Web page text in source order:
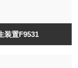
装置F9531